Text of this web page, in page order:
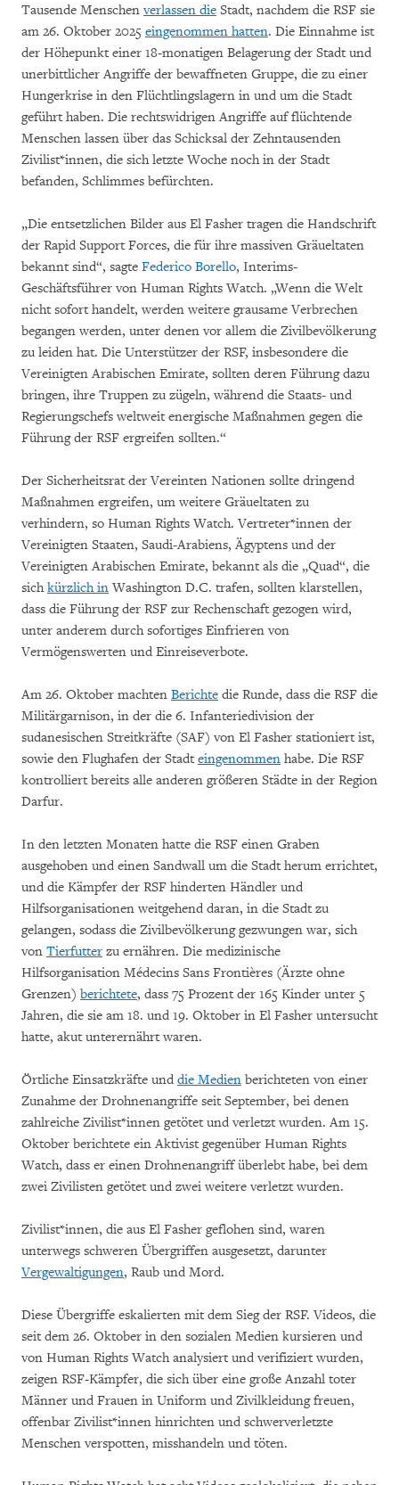
Tausende Menschenverlassen die Stadt, nachdem die RSF sie
am 26. Oktober 2025 eingenommen hatten. Die Einnahme ist
der Höhepunkt einer 18-monatigen Belagerung der Stadt und
unerbittlicher Angriffe der bewaffneten Gruppe, die zu einer
Hungerkrise in den Flüchtlingslagern in und um die Stadt
geführt haben. Die rechtswidrigen Angriffe auf flüchtende
Menschen lassen über das Schicksal der Zehntausenden
Zivilist*innen, die sich letzte Woche noch in der Stadt
befanden, Schlimmes befürchten.
„Die entsetzlichen Bilder aus El Fasher tragen die Handschrift
der Rapid Support Forces, die für ihre massiven Gräueltaten
bekannt sind“, sagte Federico Borello, Interims-
Geschäftsführer von Human Rights Watch. „Wenn die Welt
nicht sofort handelt, werden weitere grausame Verbrechen
begangen werden, unter denen vor allem die Zivilbevölkerung
zu leiden hat. Die Unterstützer der RSF, insbesondere die
Vereinigten Arabischen Emirate, sollten deren Führung dazu
bringen, ihre Truppen zu zügeln, während die Staats- und
Regierungschefs weltweit energische Maßnahmen gegen die
Führung der RSF ergreifen sollten.“
Der Sicherheitsrat der Vereinten Nationen sollte dringend
Maßnahmen ergreifen, um weitere Gräueltaten zu
verhindern, so Human Rights Watch. Vertreter*innen der
Vereinigten Staaten, Saudi-Arabiens, Ägyptens und der
Vereinigten Arabischen Emirate, bekannt als die „Quad“, die
sichkürzlich in Washington D.C. trafen, sollten klarstellen,
dass die Führung der RSF zur Rechenschaft gezogen wird,
unter anderem durch sofortiges Einfrieren von
Vermögenswerten und Einreiseverbote.
Am 26. Oktober machten Berichte die Runde, dass die RSF die
Militärgarnison, in der die 6. Infanteriedivision der
sudanesischen Streitkräfte (SAF) von El Fasher stationiert ist,
sowie den Flughafen der Stadt eingenommen habe. Die RSF
kontrolliert bereits alle anderen größeren Städte in der Region
Darfur.
In den letzten Monaten hatte die RSF einen Graben
ausgehoben und einen Sandwall um die Stadt herum errichtet,
und die Kämpfer der RSF hinderten Händler und
Hilfsorganisationen weitgehend daran, in die Stadt zu
gelangen, sodass die Zivilbevölkerung gezwungen war, sich
von Tierfutter zu ernähren. Die medizinische
Hilfsorganisation Médecins Sans Frontières (Ärzte ohne
Grenzen) berichtete, dass 75 Prozent der 165 Kinder unter 5
Jahren, die sie am 18. und 19. Oktober in El Fasher untersucht
hatte, akut unterernährt waren.
Örtliche Einsatzkräfte und die Medien berichteten von einer
Zunahme der Drohnenangriffe seit September, bei denen
zahlreiche Zivilist*innen getötet und verletzt wurden. Am 15.
Oktober berichtete ein Aktivist gegenüber Human Rights
Watch, dass er einen Drohnenangriff überlebt habe, bei dem
zwei Zivilisten getötet und zwei weitere verletzt wurden.
Zivilist*innen, die aus El Fasher geflohen sind, waren
unterwegs schweren Übergriffen ausgesetzt, darunter
Vergewaltigungen, Raub und Mord.
Diese Übergriffe eskalierten mit dem Sieg der RSF. Videos, die
seit dem 26. Oktober in den sozialen Medien kursieren und
von Human Rights Watch analysiert und verifiziert wurden,
zeigen RSF-Kämpfer, die sich über eine große Anzahl toter
Männer und Frauen in Uniform und Zivilkleidung freuen,
offenbar Zivilist*innen hinrichten und schwerverletzte
Menschen verspotten, misshandeln und töten.